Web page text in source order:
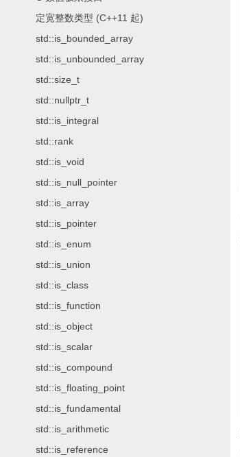
定宽整数类型 (C++11 起)
std::is_bounded_array
std::is_unbounded_array
std::size_t
std::nullptr_t
std::is_integral
std::rank
std::is_void
std::is_null_pointer
std::is_array
std::is_pointer
std::is_enum
std::is_union
std::is_class
std::is_function
std::is_object
std::is_scalar
std::is_compound
std::is_floating_point
std::is_fundamental
std::is_arithmetic
std::is_reference